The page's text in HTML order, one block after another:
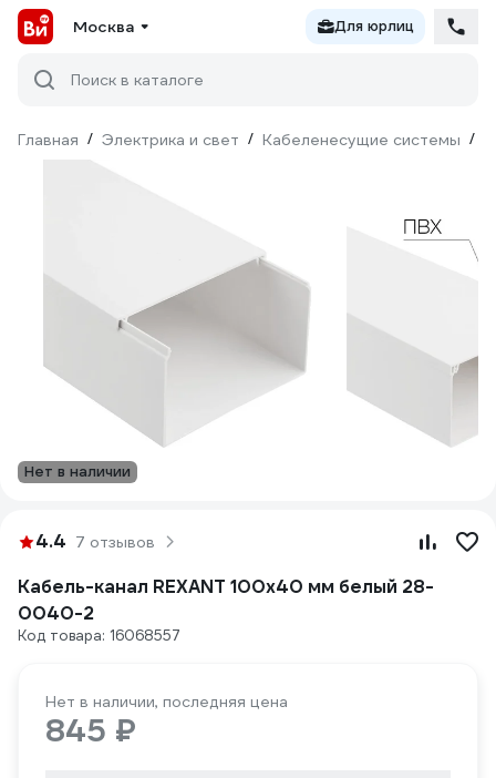
Москва Для юрлиц
Поиск в каталоге
Главная / Электрика и свет / Кабеленесущие системы /
Нет в наличии
4.4 7 отзывов
Кабель-канал REXANT 100x40 мм белый 28-
0040-2
Код товара: 16068557
Нет в наличии, последняя цена
845 ₽